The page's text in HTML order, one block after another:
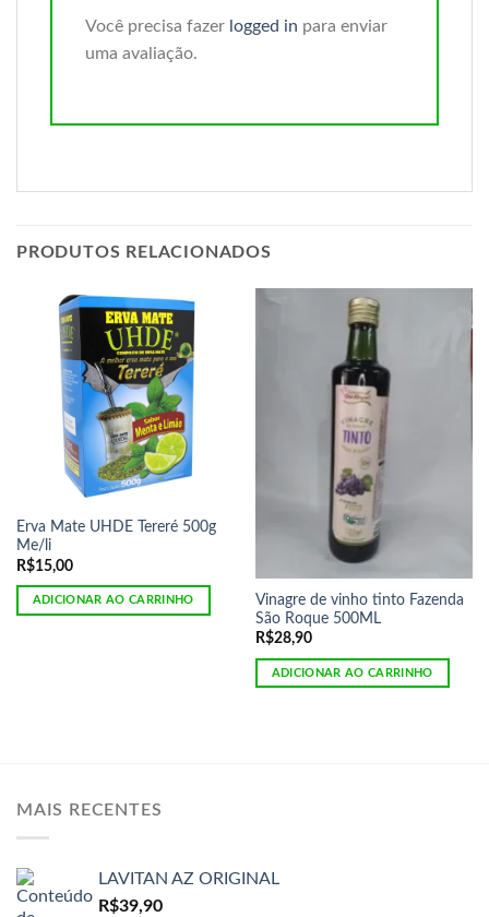
Você precisa fazer logged in para enviar
uma avaliação.
PRODUTOS RELACIONADOS
Erva Mate UHDE Tereré 500g
Me/li
R$15,00
ADICIONAR AO CARRINHO
Vinagre de vinho tinto Fazenda
São Roque 500ML
R$28,90
ADICIONAR AO CARRINHO
MAIS RECENTES
LAVITAN AZ ORIGINAL
R$39,90